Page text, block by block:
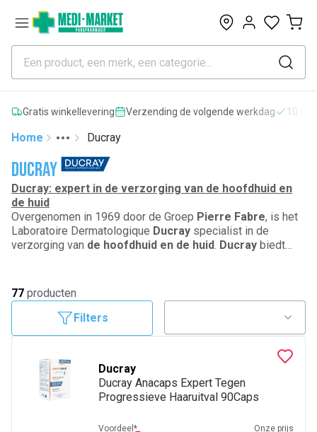
0
Gratis winkellevering Verzending de volgende werkdag
Home
More
Toggle menu
Ducray
Ducray
Ducray: expert in de verzorging van de hoofdhuid en
de huid
Overgenomen in 1969 door de Groep Pierre Fabre, is het
Laboratoire Dermatologique Ducray specialist in de
verzorging van de hoofdhuid en de huid. Ducray biedt
dagelijks leven. De producten van
verschillende behandelingen volgens de waargenomen
problemen: haaruitval, roos, uitdroging van de huid, acne,
psoriasis, roodheid, enz.
77 producten
Filters
Ducray
Ducray Anacaps Expert Tegen
Progressieve Haaruitval 90Caps
Voordeel* Onze prijs